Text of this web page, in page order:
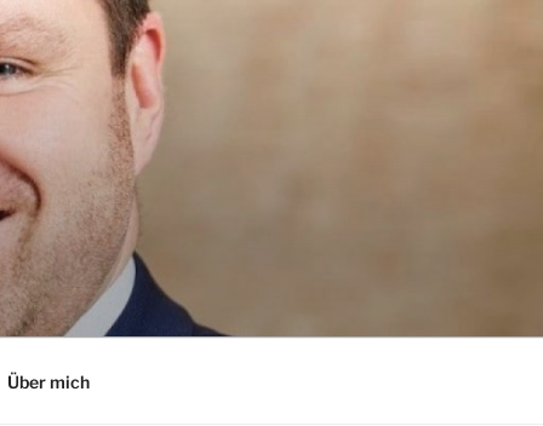
Über mich